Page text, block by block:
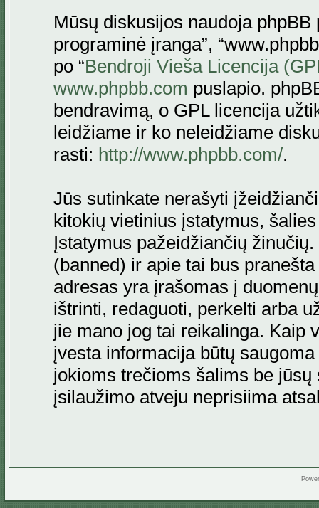
Mūsų diskusijos naudoja phpBB
programinė įranga”,
po “Bendroji Vieša Licencija
www.phpbb.com puslapio.
bendravimą, o GPL licencija
leidžiame ir ko neleidžiame
rasti: http://www.phpbb.com/.
Jūs sutinkate nerašyti
kitokių vietinius įstatymus,
Įstatymus pažeidžiančių
(banned) ir apie tai bus
adresas yra įrašomas į
ištrinti, redaguoti, perkelti arba
jie mano jog tai reikalinga. Kaip
įvesta informacija būtų
jokioms trečioms šalims be jūsų
įsilaužimo atveju neprisiima